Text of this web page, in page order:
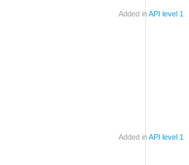
Added inAPI level 1
Added inAPI level 1